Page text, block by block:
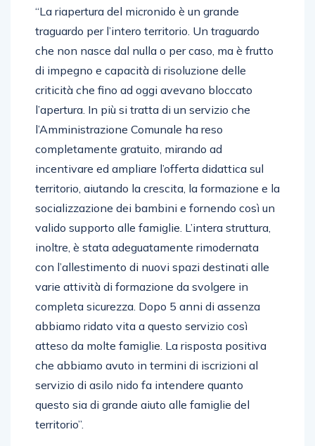
“La riapertura del micronido è un grande
traguardo per l’intero territorio. Un traguardo
che non nasce dal nulla o per caso, ma è frutto
di impegno e capacità di risoluzione delle
criticità che fino ad oggi avevano bloccato
l’apertura. In più si tratta di un servizio che
l’Amministrazione Comunale ha reso
completamente gratuito, mirando ad
incentivare ed ampliare l’offerta didattica sul
territorio, aiutando la crescita, la formazione e la
socializzazione dei bambini e fornendo così un
valido supporto alle famiglie. L’intera struttura,
inoltre, è stata adeguatamente rimodernata
con l’allestimento di nuovi spazi destinati alle
varie attività di formazione da svolgere in
completa sicurezza. Dopo 5 anni di assenza
abbiamo ridato vita a questo servizio così
atteso da molte famiglie. La risposta positiva
che abbiamo avuto in termini di iscrizioni al
servizio di asilo nido fa intendere quanto
questo sia di grande aiuto alle famiglie del
territorio”.